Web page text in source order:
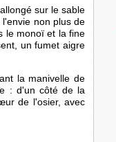
sur le sable
non plus de
le monoï et la fine
un fumet aigre
la manivelle de
: d'un côté de la
de l'osier, avec